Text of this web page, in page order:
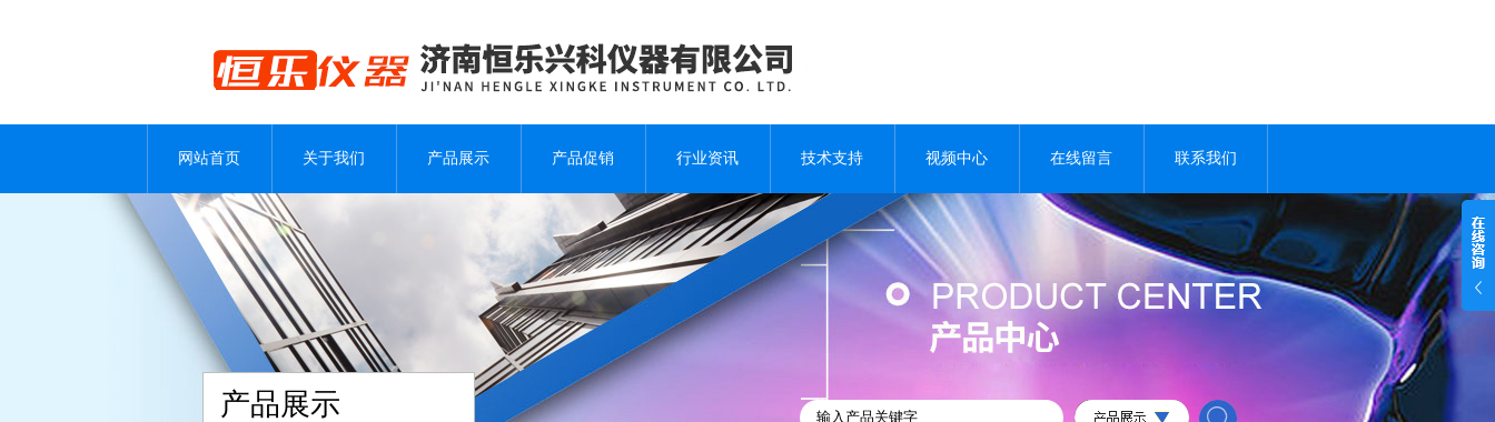
网站首页 关于我们 产品展示 产品促销 行业资讯 技术支持 视频中心 在线留言 联系我们
产品展示